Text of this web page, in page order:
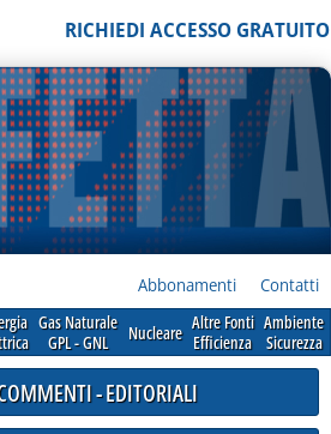
RICHIEDI ACCESSO GRATUITO
Abbonamenti Contatti
Gas Naturale
GPL - GNL
Nucleare Altre Fonti
Efficienza
Ambiente
Sicurezza
- EDITORIALI